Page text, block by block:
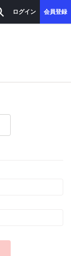
ログイン 会員登録